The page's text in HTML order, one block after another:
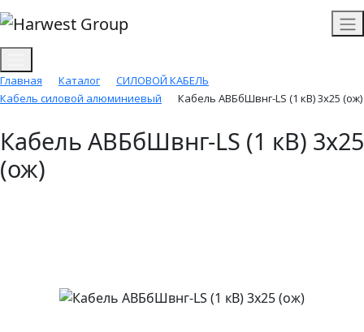
Главная Каталог
СИЛОВОЙ КАБЕЛЬ
Кабель силовой алюминиевый
Кабель АВБбШвнг-LS (1 кВ) 3х25 (ож)
Кабель АВБбШвнг-LS (1 кВ) 3х25
(ож)